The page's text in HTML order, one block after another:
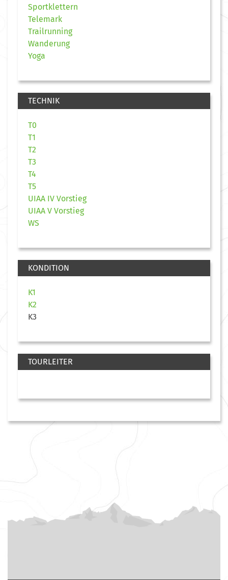
Sportklettern
Telemark
Trailrunning
Wanderung
Yoga
TECHNIK
T0
T1
T2
T3
T4
T5
UIAA IV Vorstieg
UIAA V Vorstieg
WS
KONDITION
K1
K2
K3
TOURLEITER